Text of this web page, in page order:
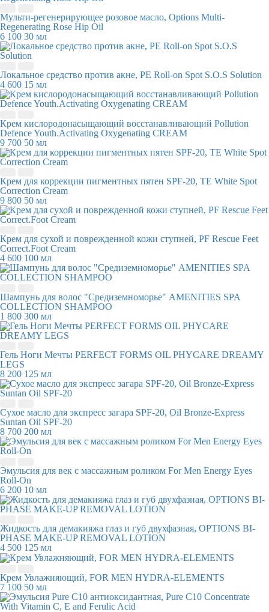
Мульти-регенерирующее розовое масло, Options Multi-
Regenerating Rose Hip Oil
6 100 30 мл
Локальное средство против акне, PE Roll-on Spot S.O.S Solution
4 600 15 мл
Крем кислородонасыщающий восстанавливающий Pollution
Defence Youth.Activating Oxygenating CREAM
9 700 50 мл
Крем для коррекции пигментных пятен SPF-20, TE White Spot
Correction Cream
9 800 50 мл
Крем для сухой и поврежденной кожи ступней, PF Rescue Feet
Correct.Foot Cream
4 600 100 мл
Шампунь для волос "Средиземноморье" AMENITIES SPA
COLLECTION SHAMPOO
1 800 300 мл
Гель Ноги Мечты PERFECT FORMS OIL PHYCARE DREAMY
LEGS
8 200 125 мл
Сухое масло для экспресс загара SPF-20, Oil Bronze-Express
Suntan Oil SPF-20
8 700 200 мл
Эмульсия для век с массажным роликом For Men Energy Eyes
Roll-On
6 200 10 мл
Жидкость для демакияжа глаз и губ двухфазная, OPTIONS BI-
PHASE MAKE-UP REMOVAL LOTION
4 500 125 мл
Крем Увлажняющий, FOR MEN HYDRA-ELEMENTS
7 100 50 мл